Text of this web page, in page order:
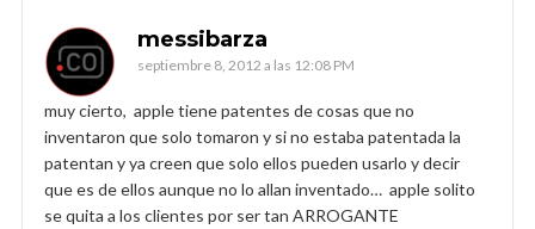
messibarza
septiembre 8, 2012 a las 12:08 PM
muy cierto, apple tiene patentes de cosas que no
inventaron que solo tomaron y si no estaba patentada la
patentan y ya creen que solo ellos pueden usarlo y decir
que es de ellos aunque no lo allan inventado… apple solito
se quita a los clientes por ser tan ARROGANTE